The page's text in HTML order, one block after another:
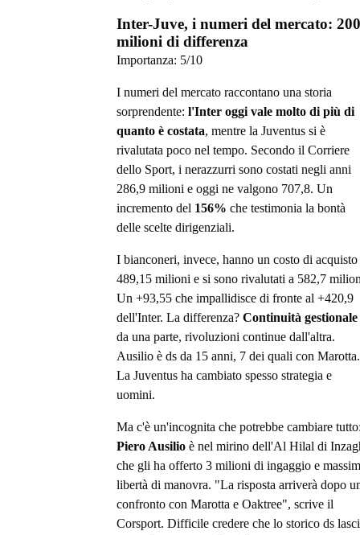
Inter-Juve, i numeri del mercato: 200
milioni di differenza
Importanza: 5/10
I numeri del mercato raccontano una storia
sorprendente: l'Inter oggi vale molto di più di
quanto è costata, mentre la Juventus si è
rivalutata poco nel tempo. Secondo il Corriere
dello Sport, i nerazzurri sono costati negli anni
286,9 milioni e oggi ne valgono 707,8. Un
incremento del 156% che testimonia la bontà
delle scelte dirigenziali.
I bianconeri, invece, hanno un costo di
489,15 milioni e si sono rivalutati a 582,7
Un +93,55 che impallidisce di fronte al +420,9
dell'Inter. La differenza? Continuità gestionale
da una parte, rivoluzioni continue dall'altra.
Ausilio è ds da 15 anni, 7 dei quali con Marotta.
La Juventus ha cambiato spesso strategia e
uomini.
Ma c'è un'incognita che potrebbe cambiare
Piero Ausilio è nel mirino dell'Al Hilal di
che gli ha offerto 3 milioni di ingaggio e
libertà di manovra. "La risposta arriverà dopo
confronto con Marotta e Oaktree", scrive il
Corsport. Difficile credere che lo storico ds